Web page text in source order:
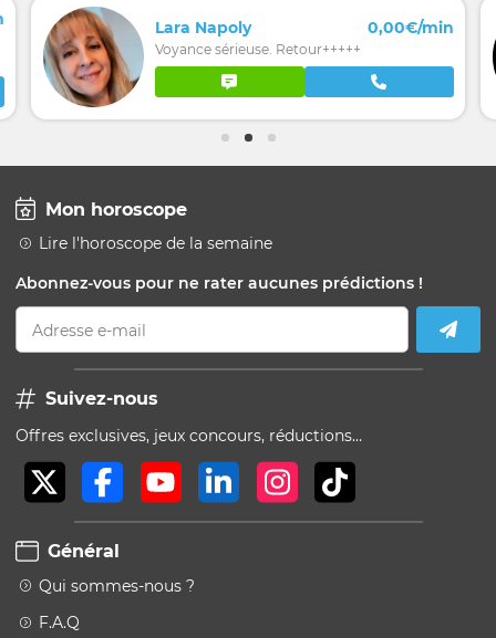
Lara Napoly 0,00€/min
Voyance sérieuse. Retour+++++
Mon horoscope
Lire l'horoscope de la semaine
Abonnez-vous pour ne rater aucunes prédictions !
Adresse e-mail
Suivez-nous
Offres exclusives, jeux concours, réductions…
Général
Qui sommes-nous ?
F.A.Q